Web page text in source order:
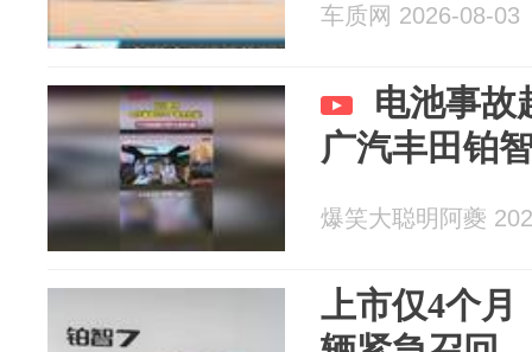
车质网 2026-08-03
电池事故
广汽丰田铂
爆笑大聪明阿夔
上市仅4个月